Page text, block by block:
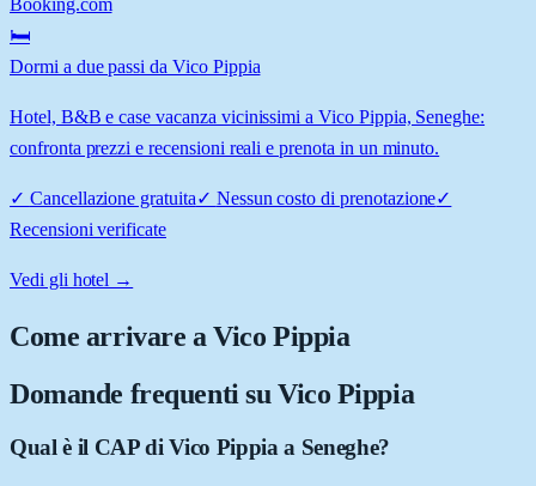
🛏️
Dormi a due passi da Vico Pippia
Hotel, B&B e case vacanza vicinissimi a Vico Pippia, Seneghe:
confronta prezzi e recensioni reali e prenota in un minuto.
✓ Cancellazione gratuita✓ Nessun costo di prenotazione✓
Recensioni verificate
Vedi gli hotel →
Come arrivare aVico Pippia
Domande frequenti su Vico Pippia
Qual è il CAP di Vico Pippia a Seneghe?